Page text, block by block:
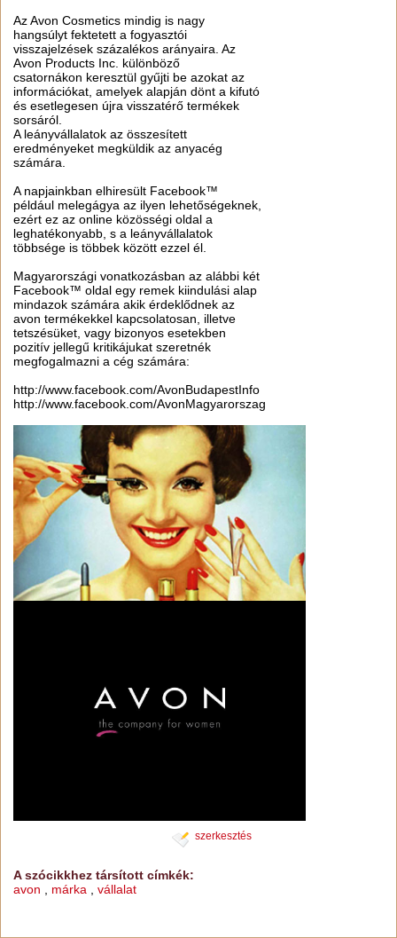
Az Avon Cosmetics mindig is nagy
hangsúlyt fektetett a fogyasztói
visszajelzések százalékos arányaira. Az
Avon Products Inc. különböző
csatornákon keresztül gyűjti be azokat az
információkat, amelyek alapján dönt a kifutó
és esetlegesen újra visszatérő termékek
sorsáról.
A leányvállalatok az összesített
eredményeket megküldik az anyacég
számára.
A napjainkban elhiresült Facebook™
például melegágya az ilyen lehetőségeknek,
ezért ez az online közösségi oldal a
leghatékonyabb, s a leányvállalatok
többsége is többek között ezzel él.
Magyarországi vonatkozásban az alábbi két
Facebook™ oldal egy remek kiindulási alap
mindazok számára akik érdeklődnek az
avon termékekkel kapcsolatosan, illetve
tetszésüket, vagy bizonyos esetekben
pozitív jellegű kritikájukat szeretnék
megfogalmazni a cég számára:
http://www.facebook.com/AvonBudapestInfo
http://www.facebook.com/AvonMagyarorszag
szerkesztés
A szócikkhez társított címkék:
avon
márka ,vállalat